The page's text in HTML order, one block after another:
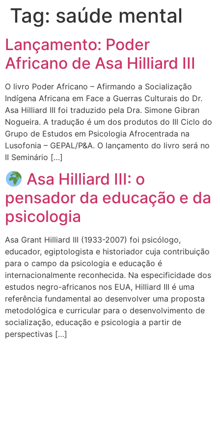
Tag: saúde mental
Lançamento: Poder
Africano de Asa Hilliard III
O livro Poder Africano – Afirmando a Socialização
Indígena Africana em Face a Guerras Culturais do Dr.
Asa Hilliard III foi traduzido pela Dra. Simone Gibran
Nogueira. A tradução é um dos produtos do III Ciclo do
Grupo de Estudos em Psicologia Afrocentrada na
Lusofonia – GEPAL/P&A. O lançamento do livro será no
II Seminário […]
Asa Hilliard III: o
pensador da educação e da
psicologia
Asa Grant Hilliard III (1933-2007) foi psicólogo,
educador, egiptologista e historiador cuja contribuição
para o campo da psicologia e educação é
internacionalmente reconhecida. Na especificidade dos
estudos negro-africanos nos EUA, Hilliard III é uma
referência fundamental ao desenvolver uma proposta
metodológica e curricular para o desenvolvimento de
socialização, educação e psicologia a partir de
perspectivas […]